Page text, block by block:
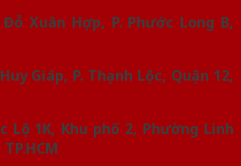
Xuân Hợp, P. Phước Long B,
Giáp, P. Thạnh Lộc, Quận 12,
Lộ 1K, Khu phố 2, Phường Linh